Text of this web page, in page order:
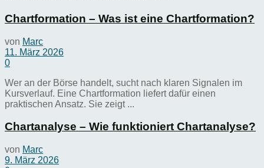
Chartformation – Was ist eine Chartformation?
von Marc
11. März 2026
0
Wer an der Börse handelt, sucht nach klaren Signalen im
Kursverlauf. Eine Chartformation liefert dafür einen
praktischen Ansatz. Sie zeigt ...
Chartanalyse – Wie funktioniert Chartanalyse?
von Marc
9. März 2026